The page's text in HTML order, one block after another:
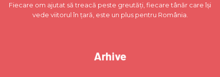
Fiecare om ajutat să treacă peste greutăți, fiecare tânăr care își
vede viitorul în țară, este un plus pentru România.
Arhive